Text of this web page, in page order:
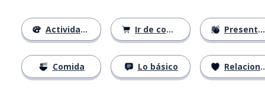
Actividades
Comida
Ir de compras
Lo básico
Presentándose
Relaciones